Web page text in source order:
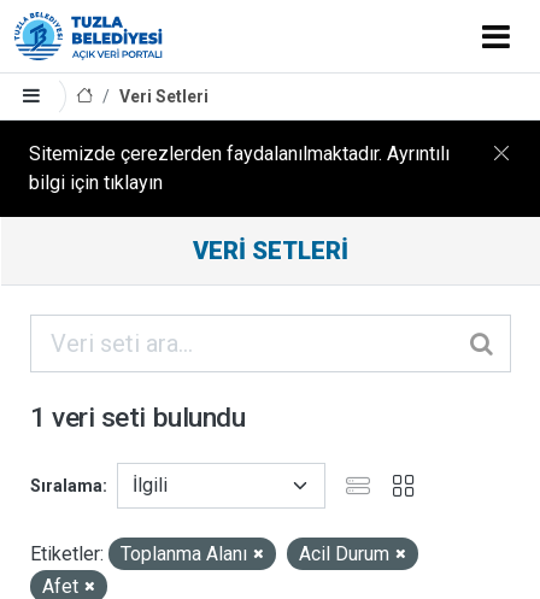
Veri Setleri
Sitemizde çerezlerden faydalanılmaktadır. Ayrıntılı
bilgi için tıklayın
Sonuçları
ORGANIZASYONLAR
KATEGORILER
ETIKETLER
LISANSLAR
VERI SETLERI
1 veri seti bulundu
Sıralama
Etiketler: Toplanma Alanı
Acil Durum
Afet